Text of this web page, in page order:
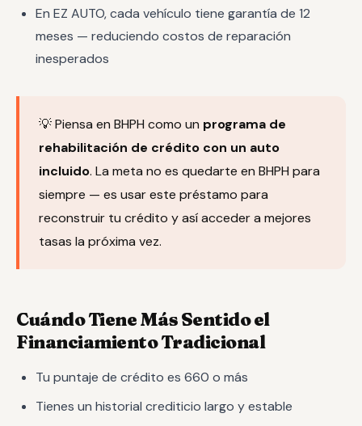
En EZ AUTO, cada vehículo tiene garantía de 12
meses — reduciendo costos de reparación
inesperados
💡 Piensa en BHPH como un programa de
rehabilitación de crédito con un auto
incluido. La meta no es quedarte en BHPH para
siempre — es usar este préstamo para
reconstruir tu crédito y así acceder a mejores
tasas la próxima vez.
Cuándo Tiene Más Sentido el
Financiamiento Tradicional
Tu puntaje de crédito es 660 o más
Tienes un historial crediticio largo y estable